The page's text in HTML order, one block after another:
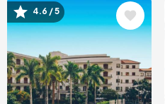
Image
4.6 / 5